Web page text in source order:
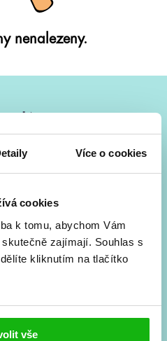
Více o cookies
cookies
k tomu, abychom Vám
zajímají. Souhlas s
kliknutím na tlačítko
vše
nenalezeny.
měsíc rovnou do mailu!
a další.
zpracování osobních údajů